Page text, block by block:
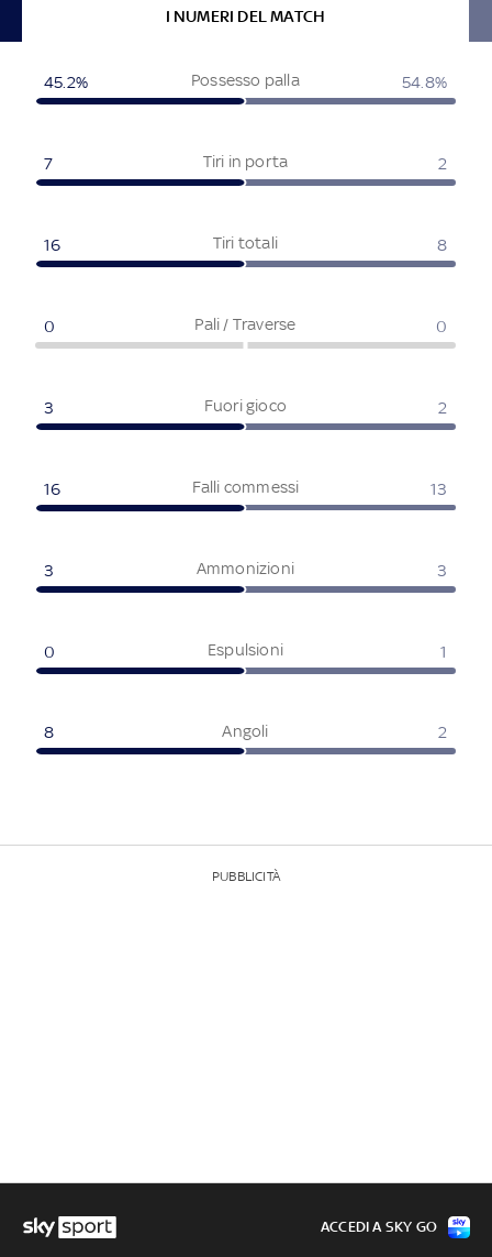
I NUMERI DEL MATCH
Possesso palla
45.2% 54.8%
Tiri in porta
7 2
Tiri totali
16 8
Pali / Traverse
0 0
Fuori gioco
3 2
Falli commessi
16 13
Ammonizioni
3 3
Espulsioni
0 1
Angoli
8 2
PUBBLICITÀ
ACCEDI A SKY GO